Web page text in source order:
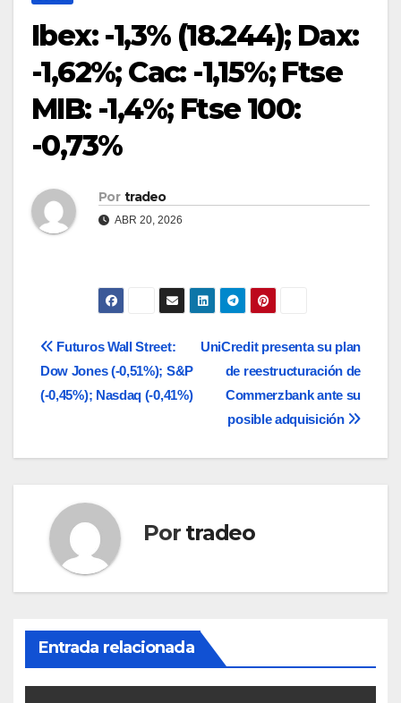
Ibex: -1,3% (18.244); Dax:
-1,62%; Cac: -1,15%; Ftse
MIB: -1,4%; Ftse 100:
-0,73%
Por tradeo
ABR 20, 2026
Navegación
de
UniCredit presenta su plan
de reestructuración de
Commerzbank ante su
posible adquisición
Futuros Wall Street:
Dow Jones (-0,51%); S&P
(-0,45%); Nasdaq (-0,41%)
Por tradeo
Entrada relacionada